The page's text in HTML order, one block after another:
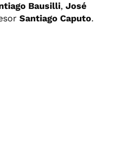
Bausilli, José
Santiago Caputo.